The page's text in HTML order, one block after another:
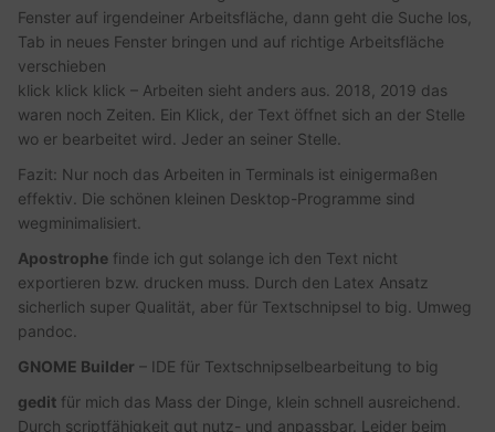
Fenster auf irgendeiner Arbeitsfläche, dann geht die Suche los,
Tab in neues Fenster bringen und auf richtige Arbeitsfläche
verschieben
klick klick klick – Arbeiten sieht anders aus. 2018, 2019 das
waren noch Zeiten. Ein Klick, der Text öffnet sich an der Stelle
wo er bearbeitet wird. Jeder an seiner Stelle.
Fazit: Nur noch das Arbeiten in Terminals ist einigermaßen
effektiv. Die schönen kleinen Desktop-Programme sind
wegminimalisiert.
Apostrophe finde ich gut solange ich den Text nicht
exportieren bzw. drucken muss. Durch den Latex Ansatz
sicherlich super Qualität, aber für Textschnipsel to big. Umweg
pandoc.
GNOME Builder – IDE für Textschnipselbearbeitung to big
gedit für mich das Mass der Dinge, klein schnell ausreichend.
Durch scriptfähigkeit gut nutz- und anpassbar. Leider beim